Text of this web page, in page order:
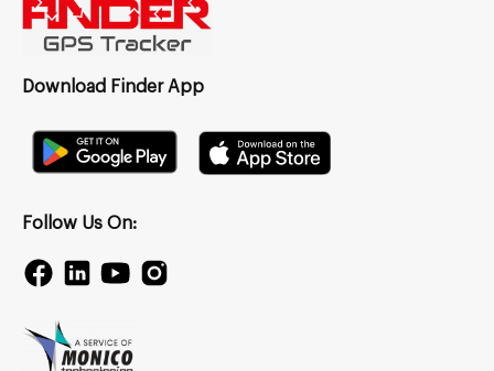
Download Finder App
Follow Us On: